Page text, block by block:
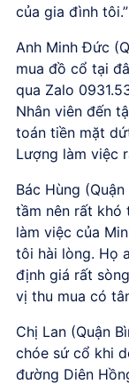
của gia đình tôi.”
Anh Minh Đức
mua đồ cổ tại
qua Zalo
Nhân viên đến
toán tiền mặt
Lượng làm việc
Bác Hùng
tầm nên rất khó
làm việc của
tôi hài lòng. Họ
định giá rất
vị thu mua có
Chị Lan (Quận
chóe sứ cổ khi
đường Diên